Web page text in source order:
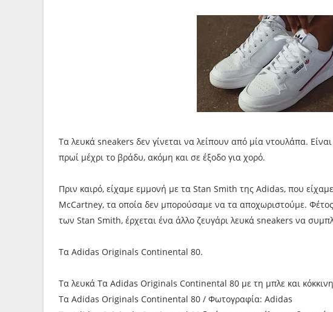
Τα λευκά sneakers δεν γίνεται να λείπουν από μία ντουλάπα.
πρωί μέχρι το βράδυ, ακόμη και σε έξοδο για χορό.
Πριν καιρό, είχαμε εμμονή με τα Stan Smith της Adidas, που
McCartney, τα οποία δεν μπορούσαμε να τα αποχωριστούμε.
των Stan Smith, έρχεται ένα άλλο ζευγάρι λευκά sneakers να
Τα Adidas Originals Continental 80.
Τα λευκά Τα Adidas Originals Continental 80 με τη μπλε και
Τα Adidas Originals Continental 80 / Φωτογραφία: Adidas